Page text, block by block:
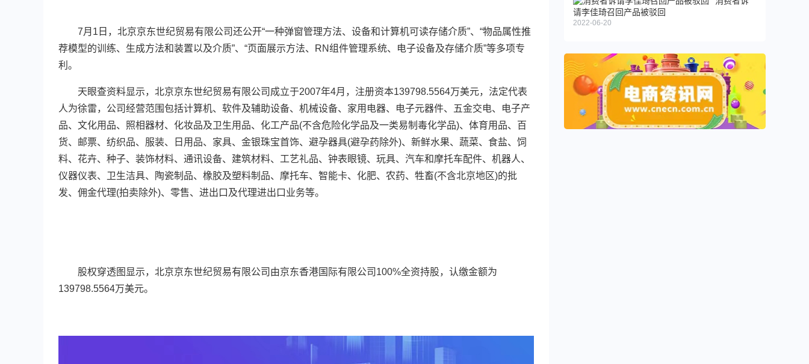
7月1日，北京京东世纪贸易有限公司还公开“一种弹窗管理方法、设备和计算机可读存储介质”、“物品属性推
荐模型的训练、生成方法和装置以及介质”、“页面展示方法、RN组件管理系统、电子设备及存储介质”等多项专
利。
天眼查资料显示，北京京东世纪贸易有限公司成立于2007年4月，注册资本139798.5564万美元，法定代表
人为徐雷，公司经营范围包括计算机、软件及辅助设备、机械设备、家用电器、电子元器件、五金交电、电子产
品、文化用品、照相器材、化妆品及卫生用品、化工产品(不含危险化学品及一类易制毒化学品)、体育用品、百
货、邮票、纺织品、服装、日用品、家具、金银珠宝首饰、避孕器具(避孕药除外)、新鲜水果、蔬菜、食盐、饲
料、花卉、种子、装饰材料、通讯设备、建筑材料、工艺礼品、钟表眼镜、玩具、汽车和摩托车配件、机器人、
仪器仪表、卫生洁具、陶瓷制品、橡胶及塑料制品、摩托车、智能卡、化肥、农药、牲畜(不含北京地区)的批
发、佣金代理(拍卖除外)、零售、进出口及代理进出口业务等。
股权穿透图显示，北京京东世纪贸易有限公司由京东香港国际有限公司100%全资持股，认缴金额为
139798.5564万美元。
请李佳琦召回产品被驳回
2022-06-20